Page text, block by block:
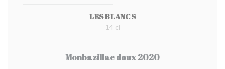
LES BLANCS
14 cl
Monbazillac doux 2020